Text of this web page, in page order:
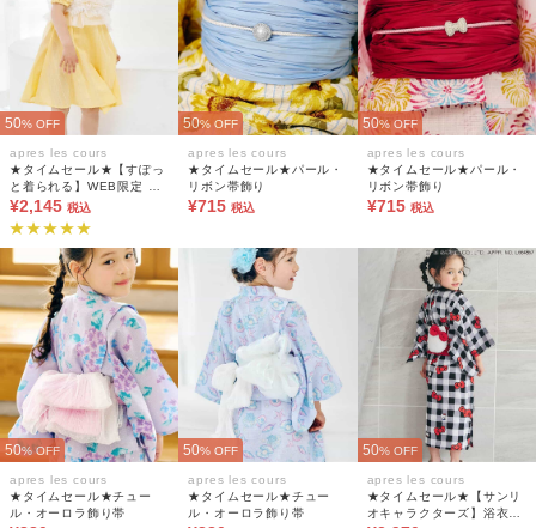
50% OFF
apres les cours
★タイムセール★【すぽっ
と着られる】WEB限定 フ
リルビスチェ付きワンピー
ス浴衣
¥2,145 税込
50% OFF
apres les cours
★タイムセール★パール・
リボン帯飾り
¥715 税込
50% OFF
apres les cours
★タイムセール★パール・
リボン帯飾り
¥715 税込
50% OFF
apres les cours
★タイムセール★チュー
ル・オーロラ飾り帯
50% OFF
apres les cours
★タイムセール★チュー
ル・オーロラ飾り帯
50% OFF
apres les cours
★タイムセール★【サンリ
オキャラクターズ】浴衣